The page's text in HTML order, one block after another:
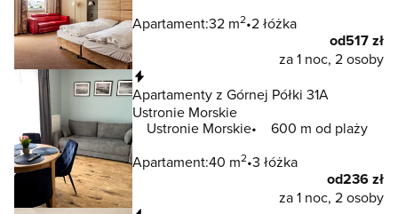
Apartament:32 m2 2 łóżka
od517 zł
za 1 noc, 2 osoby
Apartamenty z Górnej Półki 31A
Ustronie Morskie
Ustronie Morskie
600 m od plaży
Apartament:40 m2 3 łóżka
od236 zł
za 1 noc, 2 osoby